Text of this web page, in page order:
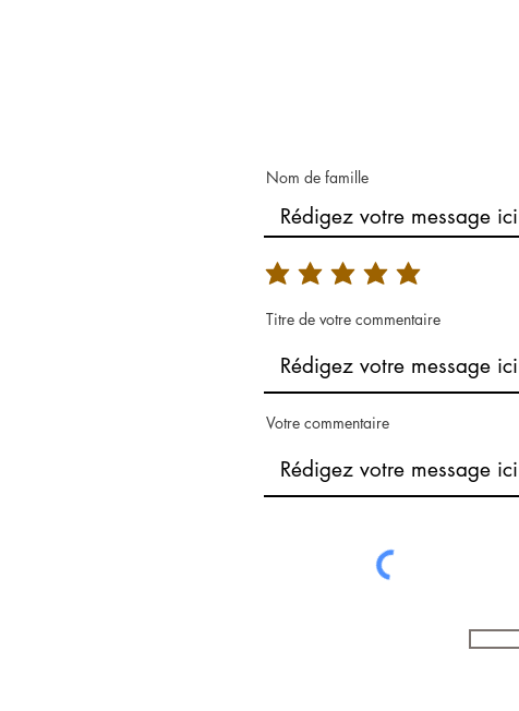
Nom de famille
Titre de votre commentaire
Votre commentaire